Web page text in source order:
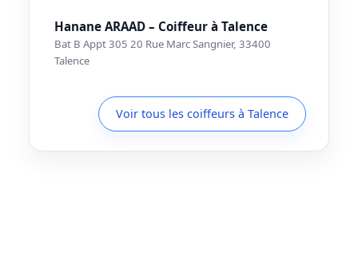
Hanane ARAAD – Coiffeur à Talence
Bat B Appt 305 20 Rue Marc Sangnier, 33400
Talence
Voir tous les coiffeurs à Talence